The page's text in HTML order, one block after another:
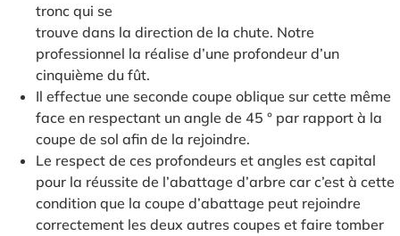
tronc qui se
trouve dans la direction de la chute. Notre
professionnel la réalise d’une profondeur d’un
cinquième du fût.
Il effectue une seconde coupe oblique sur cette même
face en respectant un angle de 45 ° par rapport à la
coupe de sol afin de la rejoindre.
Le respect de ces profondeurs et angles est capital
pour la réussite de l’abattage d’arbre car c’est à cette
condition que la coupe d’abattage peut rejoindre
correctement les deux autres coupes et faire tomber